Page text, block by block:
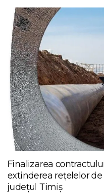
Finalizarea
extinderea rețelelor
județul Timiș